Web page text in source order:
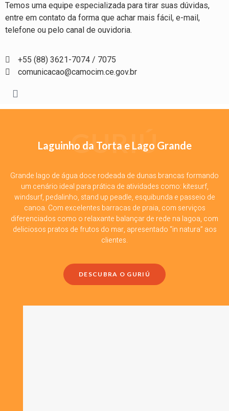
Temos uma equipe especializada para tirar suas dúvidas,
entre em contato da forma que achar mais fácil, e-mail,
telefone ou pelo canal de ouvidoria.
+55 (88) 3621-7074 / 7075
comunicacao@camocim.ce.gov.br
GURIÚ
Laguinho da Torta e Lago Grande
Grande lago de água doce rodeada de dunas brancas formando
um cenário ideal para prática de atividades como: kitesurf,
windsurf, pedalinho, stand up peadle, esquibunda e passeio de
canoa. Com excelentes barracas de praia, com serviços
diferenciados como o relaxante balançar de rede na lagoa, com
deliciosos pratos de frutos do mar, apresentado “in natura” aos
clientes.
DESCUBRA O GURIÚ